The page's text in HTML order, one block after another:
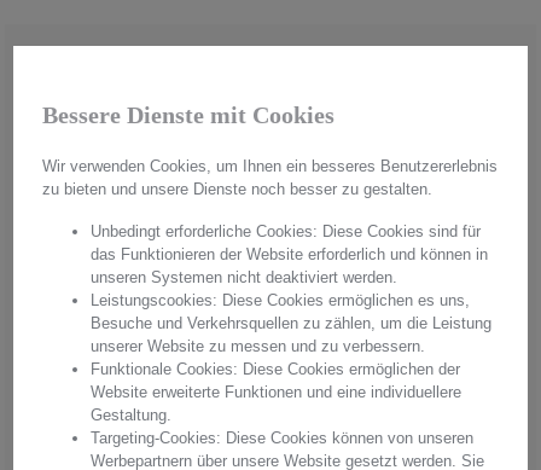
Handmade in Germany
Aus hochwertigstem Kristallglas werden in aufwendiger Handarbeit
"Made in Germany" einzigartige Unikate hergestellt. Mit jedem
Bessere Dienste mit Cookies
Wir verwenden Cookies, um Ihnen ein besseres Benutzererlebnis
zu bieten und unsere Dienste noch besser zu gestalten.
Unbedingt erforderliche Cookies: Diese Cookies sind für
das Funktionieren der Website erforderlich und können in
unseren Systemen nicht deaktiviert werden.
Leistungscookies: Diese Cookies ermöglichen es uns,
Besuche und Verkehrsquellen zu zählen, um die Leistung
unserer Website zu messen und zu verbessern.
Funktionale Cookies: Diese Cookies ermöglichen der
Website erweiterte Funktionen und eine individuellere
Gestaltung.
Targeting-Cookies: Diese Cookies können von unseren
Werbepartnern über unsere Website gesetzt werden. Sie